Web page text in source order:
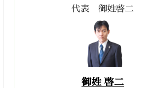
代表 御姓啓二
御姓 啓二